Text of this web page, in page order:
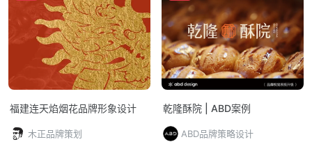
福建连天焰烟花品牌形象设计
木正品牌策划
乾隆酥院 | ABD案例
ABD品牌策略设计